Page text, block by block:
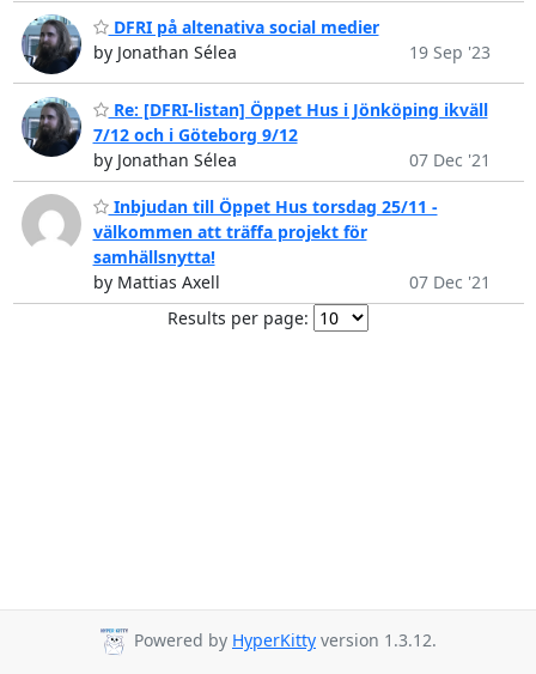
DFRI på altenativa social medier
by Jonathan Sélea
19 Sep '23
Re: [DFRI-listan] Öppet Hus i Jönköping ikväll
7/12 och i Göteborg 9/12
by Jonathan Sélea
07 Dec '21
Inbjudan till Öppet Hus torsdag 25/11 -
välkommen att träffa projekt för
samhällsnytta!
by Mattias Axell
07 Dec '21
Results per page:
Powered by HyperKitty version 1.3.12.